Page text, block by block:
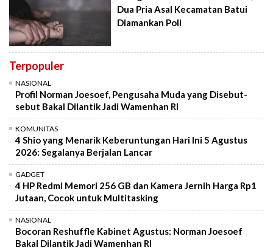
Dua Pria Asal Kecamatan Batui
Diamankan Poli
Terpopuler
NASIONAL
Profil Norman Joesoef, Pengusaha Muda yang Disebut-
sebut Bakal Dilantik Jadi Wamenhan RI
KOMUNITAS
4 Shio yang Menarik Keberuntungan Hari Ini 5 Agustus
2026: Segalanya Berjalan Lancar
GADGET
4 HP Redmi Memori 256 GB dan Kamera Jernih Harga Rp1
Jutaan, Cocok untuk Multitasking
NASIONAL
Bocoran Reshuffle Kabinet Agustus: Norman Joesoef
Bakal Dilantik Jadi Wamenhan RI